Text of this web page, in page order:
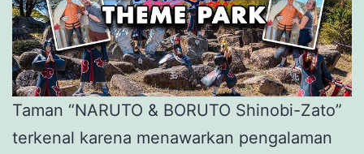
Taman “NARUTO & BORUTO Shinobi-Zato”
terkenal karena menawarkan pengalaman